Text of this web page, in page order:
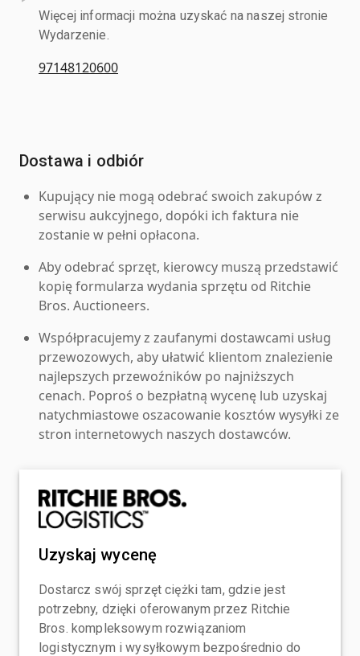
Więcej informacji można uzyskać na naszej stronie
Wydarzenie.
97148120600
Dostawa i odbiór
Kupujący nie mogą odebrać swoich zakupów z
serwisu aukcyjnego, dopóki ich faktura nie
zostanie w pełni opłacona.
Aby odebrać sprzęt, kierowcy muszą przedstawić
kopię formularza wydania sprzętu od Ritchie
Bros. Auctioneers.
Współpracujemy z zaufanymi dostawcami usług
przewozowych, aby ułatwić klientom znalezienie
najlepszych przewoźników po najniższych
cenach. Poproś o bezpłatną wycenę lub uzyskaj
natychmiastowe oszacowanie kosztów wysyłki ze
stron internetowych naszych dostawców.
Uzyskaj wycenę
Dostarcz swój sprzęt ciężki tam, gdzie jest
potrzebny, dzięki oferowanym przez Ritchie
Bros. kompleksowym rozwiązaniom
logistycznym i wysyłkowym bezpośrednio do